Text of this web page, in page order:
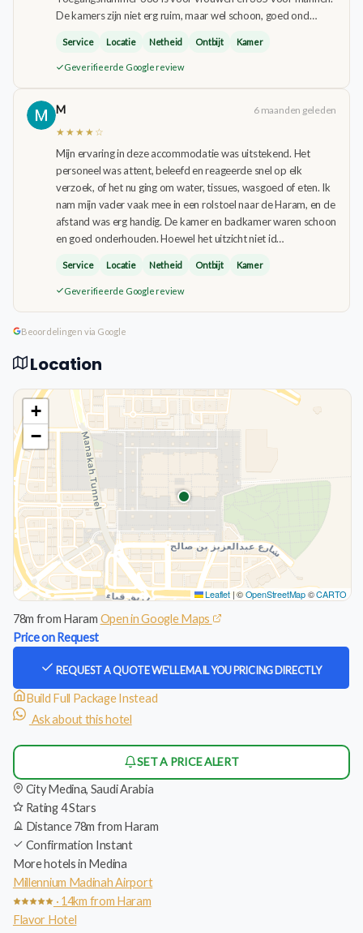
De kamers zijn niet erg ruim, maar wel schoon, goed ond…
Service Locatie Netheid Ontbijt Kamer
Geverifieerde Google review
M
6 maanden geleden
★★★★☆
Mijn ervaring in deze accommodatie was uitstekend. Het
personeel was attent, beleefd en reageerde snel op elk
verzoek, of het nu ging om water, tissues, wasgoed of eten. Ik
nam mijn vader vaak mee in een rolstoel naar de Haram, en de
afstand was erg handig. De kamer en badkamer waren schoon
en goed onderhouden. Hoewel het uitzicht niet id…
Service Locatie Netheid Ontbijt Kamer
Geverifieerde Google review
Beoordelingen via Google
Location
+
−
Leaflet |©OpenStreetMap©CARTO
78m from Haram Open in Google Maps
Price on Request
REQUEST A QUOTEWE'LL EMAIL YOU PRICING DIRECTLY
Build Full Package Instead
Ask about this hotel
SET A PRICE ALERT
CityMedina, Saudi Arabia
Rating4 Stars
Distance78m from Haram
Confirmation Instant
More hotels in Medina
Millennium Madinah Airport
· 14km from Haram
Flavor Hotel